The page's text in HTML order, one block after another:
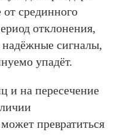
срединного
отклонения,
сигналы,
упадёт.
и на пересечение
превратиться